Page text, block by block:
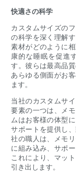
快適さの科学
カスタムサイズの
の科学を深く理解
素材がどのように
康的な睡眠を促進
す。彼らは最高品
あらゆる側面がお
ます。
当社のカスタムサ
要素の一つは、メ
ムはお客様の体型
サポートを提供し
社の職人は、メモ
に組み込み、サポ
これにより、マッ
引き出します。